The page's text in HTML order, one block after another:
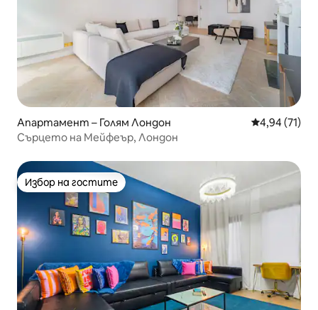
Апартамент – Голям Лондон Средна
4,94 (71)
Сърцето на Мейфеър, Лондон
Избор на гостите
Избор на гостите